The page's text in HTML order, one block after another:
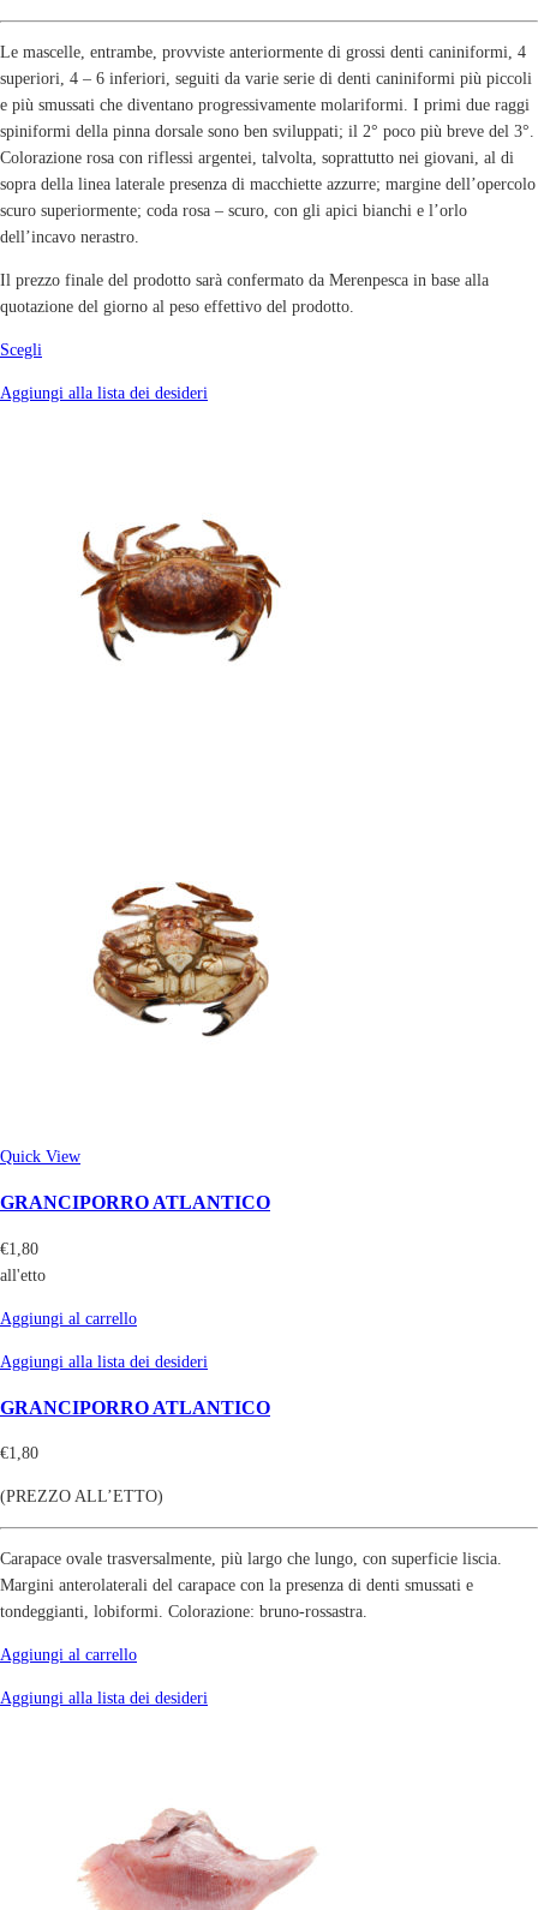
Le mascelle, entrambe, provviste anteriormente di grossi denti caniniformi, 4
superiori, 4 – 6 inferiori, seguiti da varie serie di denti caniniformi più piccoli
e più smussati che diventano progressivamente molariformi. I primi due raggi
spiniformi della pinna dorsale sono ben sviluppati; il 2° poco più breve del 3°.
Colorazione rosa con riflessi argentei, talvolta, soprattutto nei giovani, al di
sopra della linea laterale presenza di macchiette azzurre; margine dell’opercolo
scuro superiormente; coda rosa – scuro, con gli apici bianchi e l’orlo
dell’incavo nerastro.
Il prezzo finale del prodotto sarà confermato da Merenpesca in base alla
quotazione del giorno al peso effettivo del prodotto.
Scegli
Aggiungi alla lista dei desideri
Quick View
GRANCIPORRO ATLANTICO
€1,80
all'etto
Aggiungi al carrello
Aggiungi alla lista dei desideri
GRANCIPORRO ATLANTICO
€1,80
(PREZZO ALL’ETTO)
Carapace ovale trasversalmente, più largo che lungo, con superficie liscia.
Margini anterolaterali del carapace con la presenza di denti smussati e
tondeggianti, lobiformi. Colorazione: bruno-rossastra.
Aggiungi al carrello
Aggiungi alla lista dei desideri